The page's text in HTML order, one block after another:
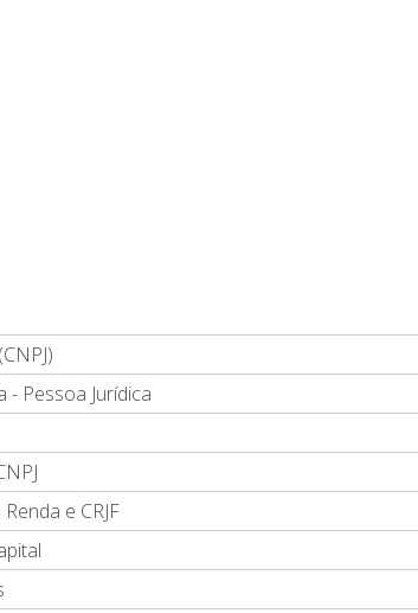
Pessoa Jurídica
e CRJF